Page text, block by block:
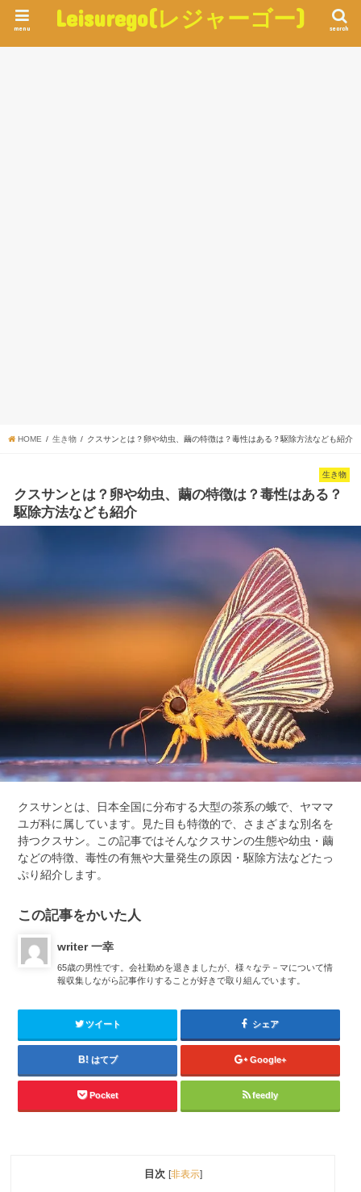
Leisurego(レジャーゴー) search
menu
HOME 生き物 クスサンとは？卵や幼虫、繭の特徴は？毒性はある？駆除方法なども紹介
生き物
クスサンとは？卵や幼虫、繭の特徴は？毒性はある？
駆除方法なども紹介
クスサンとは、日本全国に分布する大型の茶系の蛾で、ヤママ
ユガ科に属しています。見た目も特徴的で、さまざまな別名を
持つクスサン。この記事ではそんなクスサンの生態や幼虫・繭
などの特徴、毒性の有無や大量発生の原因・駆除方法などたっ
ぷり紹介します。
この記事をかいた人
writer 一幸
65歳の男性です。会社勤めを退きましたが、様々なテ－マについて情
報収集しながら記事作りすることが好きで取り組んでいます。
ツイート シェア
はてブ Google+
Pocket feedly
目次 [非表示]